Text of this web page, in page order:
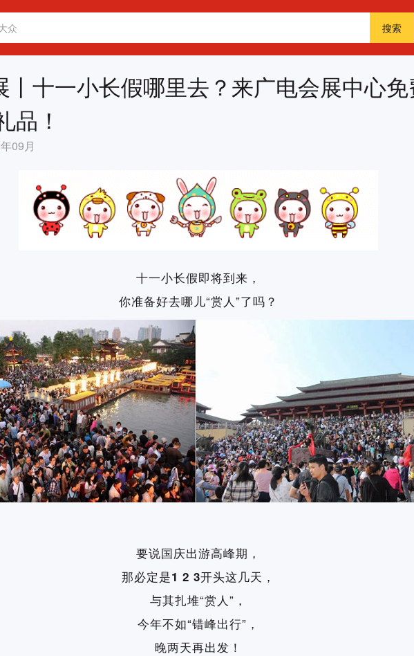
搜索
丨十一小长假哪里去？来广电会展中心
品！
09月
十一小长假即将到来，
你准备好去哪儿“赏人”了吗？
要说国庆出游高峰期，
那必定是1 2 3开头这几天，
与其扎堆“赏人”，
今年不如“错峰出行”，
晚两天再出发！